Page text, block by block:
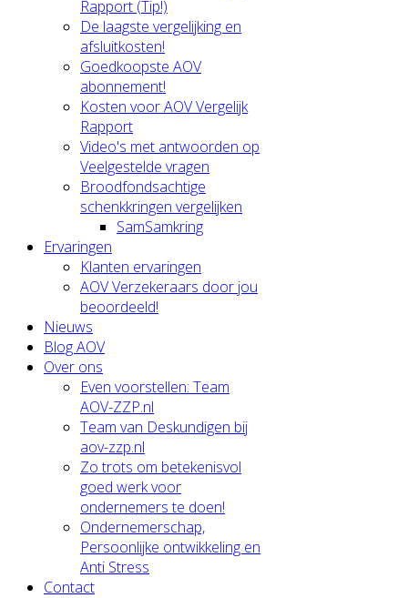
Rapport (Tip!)
De laagste vergelijking en
afsluitkosten!
Goedkoopste AOV
abonnement!
Kosten voor AOV Vergelijk
Rapport
Video's met antwoorden op
Veelgestelde vragen
Broodfondsachtige
schenkkringen vergelijken
SamSamkring
Ervaringen
Klanten ervaringen
AOV Verzekeraars door jou
beoordeeld!
Nieuws
Blog AOV
Over ons
Even voorstellen: Team
AOV-ZZP.nl
Team van Deskundigen bij
aov-zzp.nl
Zo trots om betekenisvol
goed werk voor
ondernemers te doen!
Ondernemerschap,
Persoonlijke ontwikkeling en
Anti Stress
Contact